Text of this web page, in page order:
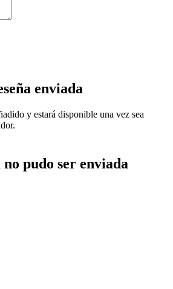
enviada
y estará disponible una vez sea
pudo ser enviada